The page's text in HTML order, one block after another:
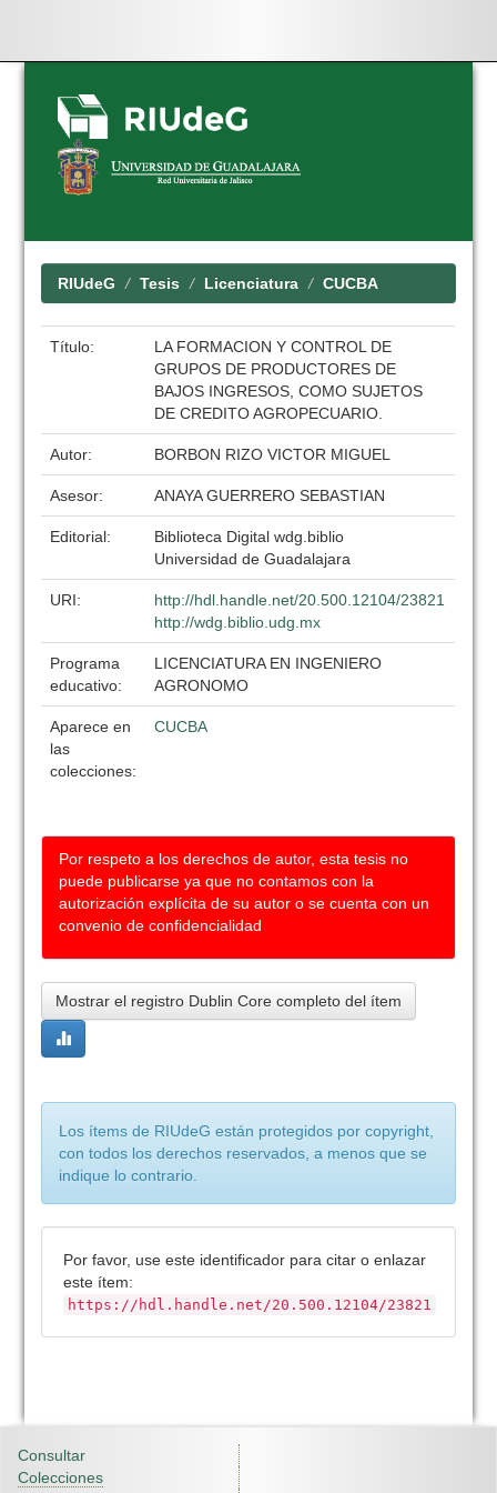
Skip
navigation
RIUdeG Tesis Licenciatura CUCBA
Título:
LA FORMACION Y CONTROL DE
GRUPOS DE PRODUCTORES DE
BAJOS INGRESOS, COMO SUJETOS
DE CREDITO AGROPECUARIO.
Autor: BORBON RIZO VICTOR MIGUEL
Asesor: ANAYA GUERRERO SEBASTIAN
Editorial:
Biblioteca Digital wdg.biblio
Universidad de Guadalajara
URI:
http://hdl.handle.net/20.500.12104/23821
http://wdg.biblio.udg.mx
Programa
educativo:
LICENCIATURA EN INGENIERO
AGRONOMO
Aparece en
las
colecciones:
CUCBA
Por respeto a los derechos de autor, esta tesis no
puede publicarse ya que no contamos con la
autorización explícita de su autor o se cuenta con un
convenio de confidencialidad
Mostrar el registro Dublin Core completo del ítem
Los ítems de RIUdeG están protegidos por copyright,
con todos los derechos reservados, a menos que se
indique lo contrario.
Por favor, use este identificador para citar o enlazar
este ítem:
https://hdl.handle.net/20.500.12104/23821
Consultar
Colecciones